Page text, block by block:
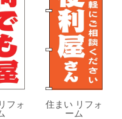
フォ
住まい リフォ
ーム